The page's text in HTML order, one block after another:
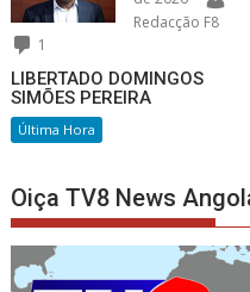
Redacção F8
1
LIBERTADO DOMINGOS
SIMÕES PEREIRA
Última Hora
Oiça TV8 News